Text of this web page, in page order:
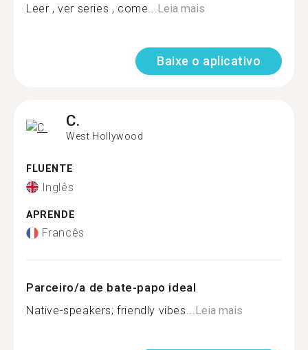
Leer , ver series , come...Leia mais
Baixe o aplicativo
C.
West Hollywood
FLUENTE
Inglês
APRENDE
Francês
Parceiro/a de bate-papo ideal
Native-speakers; friendly vibes...Leia mais